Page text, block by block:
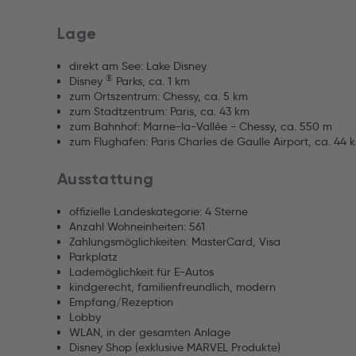
Lage
direkt am See: Lake Disney
Disney ® Parks, ca. 1 km
zum Ortszentrum: Chessy, ca. 5 km
zum Stadtzentrum: Paris, ca. 43 km
zum Bahnhof: Marne-la-Vallée - Chessy, ca. 550 m
zum Flughafen: Paris Charles de Gaulle Airport, ca. 44
Ausstattung
offizielle Landeskategorie: 4 Sterne
Anzahl Wohneinheiten: 561
Zahlungsmöglichkeiten: MasterCard, Visa
Parkplatz
Lademöglichkeit für E-Autos
kindgerecht, familienfreundlich, modern
Empfang/Rezeption
Lobby
WLAN, in der gesamten Anlage
Disney Shop (exklusive MARVEL Produkte)